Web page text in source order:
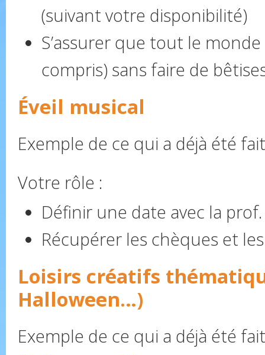
(suivant votre disponibilité)
S’assurer que tout le monde
compris) sans faire de
Éveil musical
Exemple de ce qui a déjà été
Votre rôle :
Définir une date avec la prof.
Récupérer les chèques et
Loisirs créatifs
Halloween…)
Exemple de ce qui a déjà été